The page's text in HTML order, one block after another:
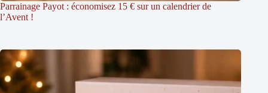
Parrainage Payot : économisez 15 € sur un calendrier de
l’Avent !